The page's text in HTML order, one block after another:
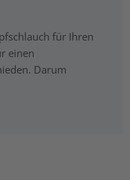
für Ihren
einen
Darum